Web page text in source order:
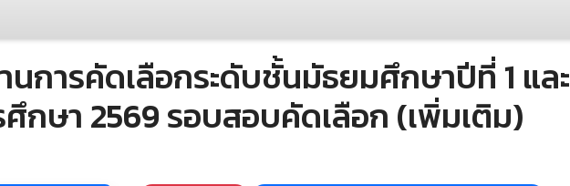
การคัดเลือกระดับชั้นมัธยมศึกษาปีที่ 1 และ
กษา 2569 รอบสอบคัดเลือก (เพิ่มเติม)